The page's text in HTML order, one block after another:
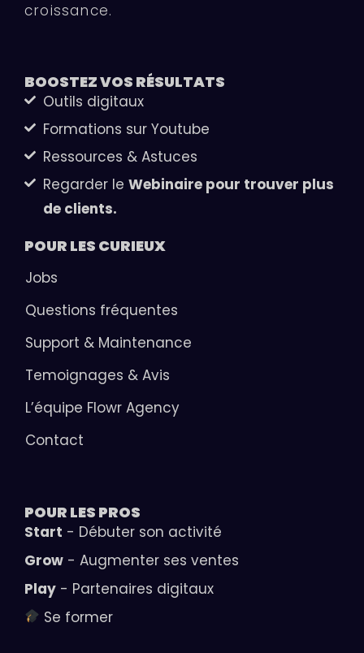
croissance.
POUR LES CURIEUX
Jobs
Questions fréquentes
Support & Maintenance
Temoignages & Avis
L’équipe Flowr Agency
Contact
POUR LES PROS
Start - Débuter son activité
Grow - Augmenter ses ventes
Play - Partenaires digitaux
Se former
BOOSTEZ VOS RÉSULTATS
Outils digitaux
Formations sur Youtube
Ressources & Astuces
Regarder le Webinaire pour trouver plus
de clients.